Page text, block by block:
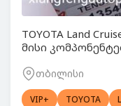
TOYOTA Land
მისი
თბილისი
VIP+ TOYOTA